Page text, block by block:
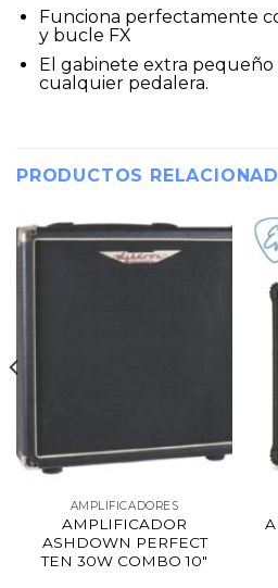
Funciona perfectamente
y bucle FX
El gabinete extra
cualquier pedalera.
PRODUCTOS
AMPLIFICADORES
AMPLIFICADOR
ASHDOWN PERFECT
TEN 30W COMBO 10″